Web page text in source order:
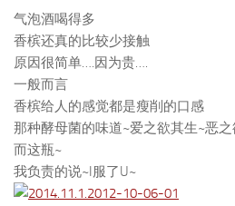
气泡酒喝得多
香槟还真的比较少接触
原因很简单….因为贵….
一般而言
香槟给人的感觉都是瘦削的口感
那种酵母菌的味道~爱之欲其生~恶
而这瓶~
我负责的说~I服了U~